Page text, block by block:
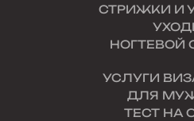
СТРИЖКИ И
НОГТЕВОЙ
УСЛУГИ
ДЛЯ
ТЕСТ НА